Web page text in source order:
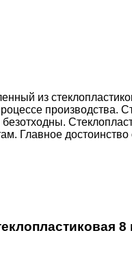
из
производства.
Главное